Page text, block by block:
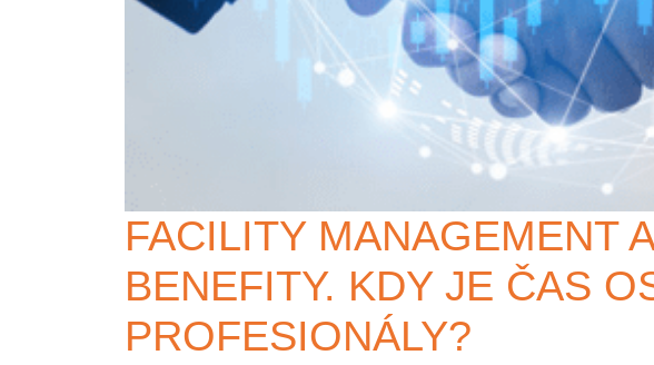
FACILITY MANAGEMENT
BENEFITY. KDY JE ČAS
PROFESIONÁLY?